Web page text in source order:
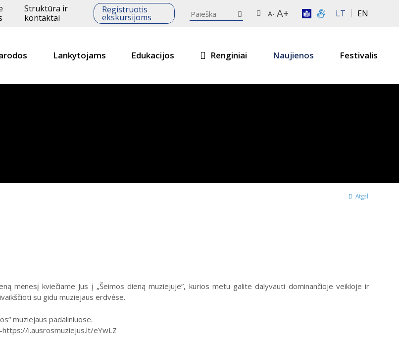
Struktūra ir
kontaktai
Registruotis
ekskursijoms A- A+ LT EN
Lankytojams Edukacijos Renginiai Naujienos Festivalis
Atgal
mėnesį kviečiame Jus į „Šeimos dieną muziejuje”, kurios metu galite dalyvauti dominančioje veikloje ir
su gidu muziejaus erdvėse.
muziejaus padaliniuose.
i.ausrosmuziejus.lt/eYwLZ